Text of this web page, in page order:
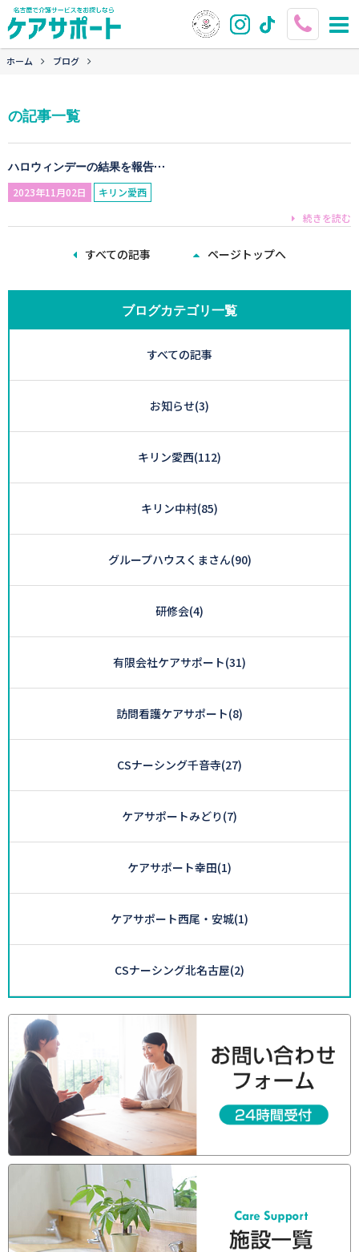
ホーム ブログ
の記事一覧
ハロウィンデーの結果を報告···
2023年11月02日
キリン愛西
続きを読む
すべての記事 ページトップへ
ブログカテゴリ一覧
すべての記事
お知らせ(3)
キリン愛西(112)
キリン中村(85)
グループハウスくまさん(90)
研修会(4)
有限会社ケアサポート(31)
訪問看護ケアサポート(8)
CSナーシング千音寺(27)
ケアサポートみどり(7)
ケアサポート幸田(1)
ケアサポート西尾・安城(1)
CSナーシング北名古屋(2)